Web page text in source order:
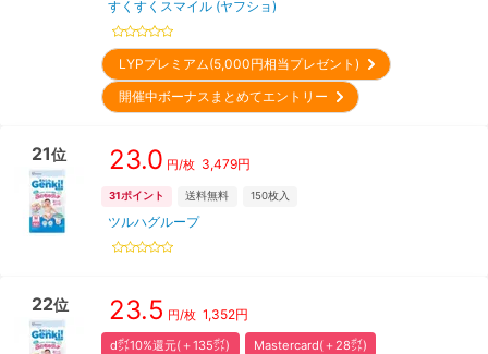
すくすくスマイル (ヤフショ)
LYPプレミアム(5,000円相当プレゼント)
開催中ボーナスまとめてエントリー
21位 23.0 円/枚 3,479円
31ポイント 送料無料 150枚入
ツルハグループ
22位 23.5 円/枚 1,352円
d㌽10%還元(＋135㌽) Mastercard(＋28㌽)